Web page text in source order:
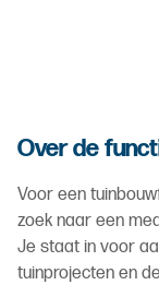
Over de
Voor een
zoek naar een
Je staat in voor
tuinprojecten en